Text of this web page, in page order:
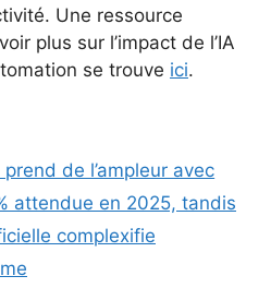
Une ressource
plus sur l’impact de l’IA
se trouve ici.
de l’ampleur avec
attendue en 2025, tandis
complexifie